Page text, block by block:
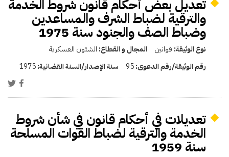
تعديل بعض أحكام قانون شروط الخدمة
والترقية لضباط الشرف والمساعدين
وضباط الصف والجنود سنة 1975
نوع الوثيقة: قوانين المجال و القطاع: الشئون العسكرية
رقم الوثيقة/رقم الدعوى:95 سنة الإصدار/السنة القضائية:1975
تعديلات في أحكام قانون في شأن شروط
الخدمة والترقية لضباط القوات المسلحة
سنة 1959